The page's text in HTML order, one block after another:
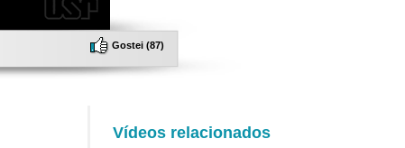
Gostei (87)
Vídeos relacionados